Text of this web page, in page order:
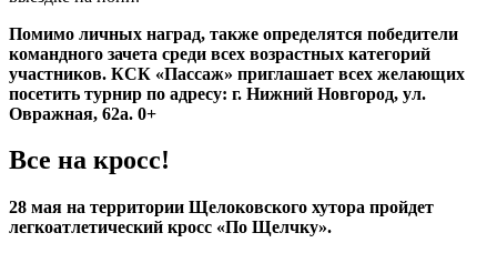
Помимо личных наград, также определятся победители
командного зачета среди всех возрастных категорий
участников. КСК «Пассаж» приглашает всех желающих
посетить турнир по адресу: г. Нижний Новгород, ул.
Овражная, 62а. 0+
Все на кросс!
28 мая на территории Щелоковского хутора пройдет
легкоатлетический кросс «По Щелчку».